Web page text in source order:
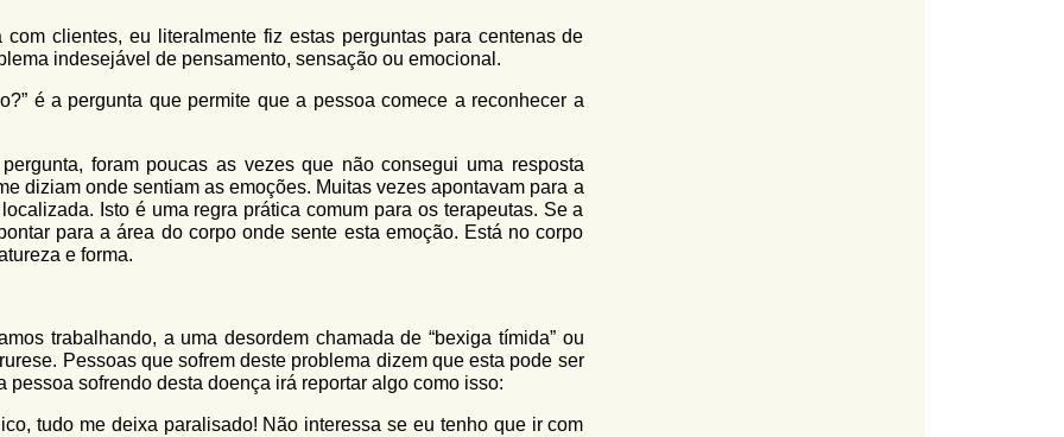
clientes, eu literalmente fiz estas perguntas para centenas de
indesejável de pensamento, sensação ou emocional.
é a pergunta que permite que a pessoa comece a reconhecer a
foram poucas as vezes que não consegui uma resposta
diziam onde sentiam as emoções. Muitas vezes apontavam para a
Isto é uma regra prática comum para os terapeutas. Se a
para a área do corpo onde sente esta emoção. Está no corpo
e forma.
trabalhando, a uma desordem chamada de “bexiga tímida” ou
Pessoas que sofrem deste problema dizem que esta pode ser
sofrendo desta doença irá reportar algo como isso:
tudo me deixa paralisado! Não interessa se eu tenho que ir com